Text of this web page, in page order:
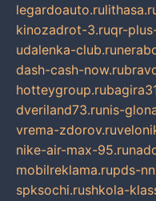
legardoauto.ru
kinozadrot-3.ruqr-
udalenka-club.ru
dash-cash-now.ru
hotteygroup.ru
dveriland73.runis-
vrema-zdorov.ru
nike-air-max-95.ru
mobilreklama.rupds-
spksochi.rushkola-